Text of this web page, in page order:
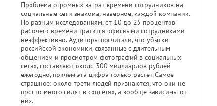
Проблема огромных затрат времени сотрудников на
социальные сети знакома, наверное, каждой компании.
По разным исследованиям, от 10 до 25 процентов
рабочего времени тратится офисными сотрудниками
неэффективно. Аудиторы посчитали, что убытки
российской экономики, связанные с длительным
общением и просмотром фотографий в социальных
сетях, составляют около 300 миллиардов рублей
ежегодно, причем эта цифра только растет. Самое
страшное: около трети людей признаются, что они не
просто много сидят в соцсетях, а вообще зависимы от
них.